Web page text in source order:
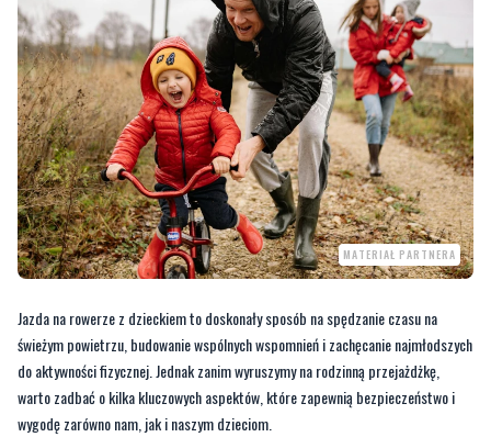
MATERIAŁ PARTNERA czwartek, 22 sierpnia 2024, 10:20
MATERIAŁ PARTNERA
Jazda na rowerze z dzieckiem to doskonały sposób na spędzanie czasu na
świeżym powietrzu, budowanie wspólnych wspomnień i zachęcanie najmłodszych